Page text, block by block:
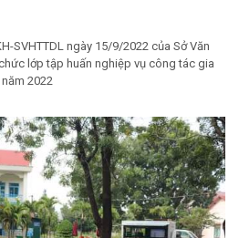
SVHTTDL ngày 15/9/2022 của Sở Văn
lớp tập huấn nghiệp vụ công tác gia
2022